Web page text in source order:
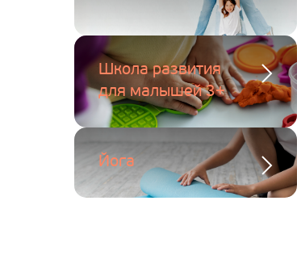
Школа развития
для малышей 3+
Йога